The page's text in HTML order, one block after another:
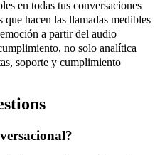
en todas tus conversaciones
que hacen las llamadas medibles
a partir del audio
no solo analítica
soporte y cumplimiento